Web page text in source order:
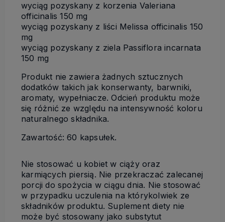
wyciąg pozyskany z korzenia Valeriana
officinalis 150 mg
wyciąg pozyskany z liści Melissa officinalis 150
mg
wyciąg pozyskany z ziela Passiflora incarnata
150 mg
Produkt nie zawiera żadnych sztucznych
dodatków takich jak konserwanty, barwniki,
aromaty, wypełniacze. Odcień produktu może
się różnić ze względu na intensywność koloru
naturalnego składnika.
Zawartość: 60 kapsułek.
Nie stosować u kobiet w ciąży oraz
karmiących piersią. Nie przekraczać zalecanej
porcji do spożycia w ciągu dnia. Nie stosować
w przypadku uczulenia na którykolwiek ze
składników produktu. Suplement diety nie
może być stosowany jako substytut